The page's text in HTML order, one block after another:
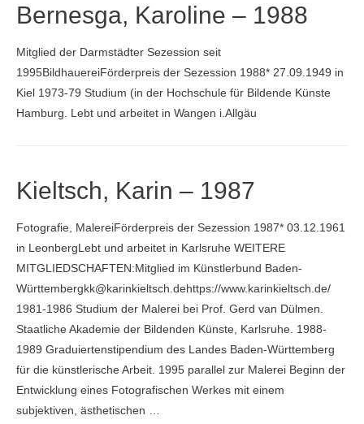
1988
Bernesga, Karoline – 1988
Mitglied der Darmstädter Sezession seit
1995BildhauereiFörderpreis der Sezession 1988* 27.09.1949 in
Kiel 1973-79 Studium (in der Hochschu­le für Bildende Künste
Hamburg. Lebt und arbeitet in Wangen i.Allgäu
Kieltsch, Karin – 1987
Fotografie, MalereiFörderpreis der Sezession 1987* 03.12.1961
in LeonbergLebt und arbeitet in Karlsruhe WEITERE
MITGLIEDSCHAFTEN:Mitglied im Künstlerbund Baden-
Württembergkk@karinkieltsch.dehttps://www.karinkieltsch.de/
1981-1986 Studium der Malerei bei Prof. Gerd van Dülmen.
Staatliche Akademie der Bildenden Künste, Karlsruhe. 1988-
1989 Graduiertenstipendium des Landes Baden-Württemberg
für die künstlerische Arbeit. 1995 parallel zur Malerei Beginn der
Entwicklung eines Fotografischen Werkes mit einem
subjektiven, ästhetischen …